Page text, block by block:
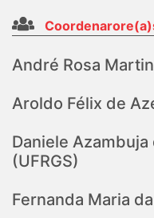
André Rosa
Aroldo Félix de
Daniele
(UFRGS)
Fernanda Maria